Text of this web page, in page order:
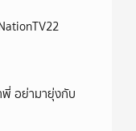
พี่ อย่ามายุ่งกับ